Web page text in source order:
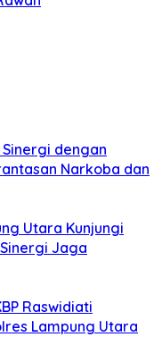
dengan
Narkoba dan
Utara Kunjungi
Jaga
Raswidiati
Lampung Utara